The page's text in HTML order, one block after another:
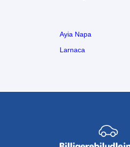
Ayia Napa
Larnaca